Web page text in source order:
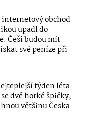
obchod
upadl do
Češi budou mít
své peníze při
týden léta:
dvě horké špičky,
většinu Česka